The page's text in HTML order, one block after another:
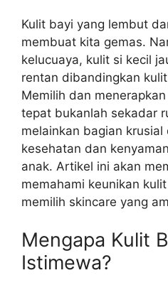
Kulit bayi yang lembut
membuat kita gemas.
kelucuaya, kulit si kecil
rentan dibandingkan
Memilih dan
tepat bukanlah sekadar
melainkan bagian krusial
kesehatan dan
anak. Artikel ini akan
memahami keunikan
memilih skincare yang
Mengapa Kulit
Istimewa?